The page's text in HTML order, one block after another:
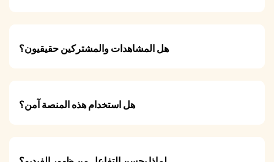
هل المشاهدات والمشتركين حقيقيون؟
هل استخدام هذه المنصة آمن؟